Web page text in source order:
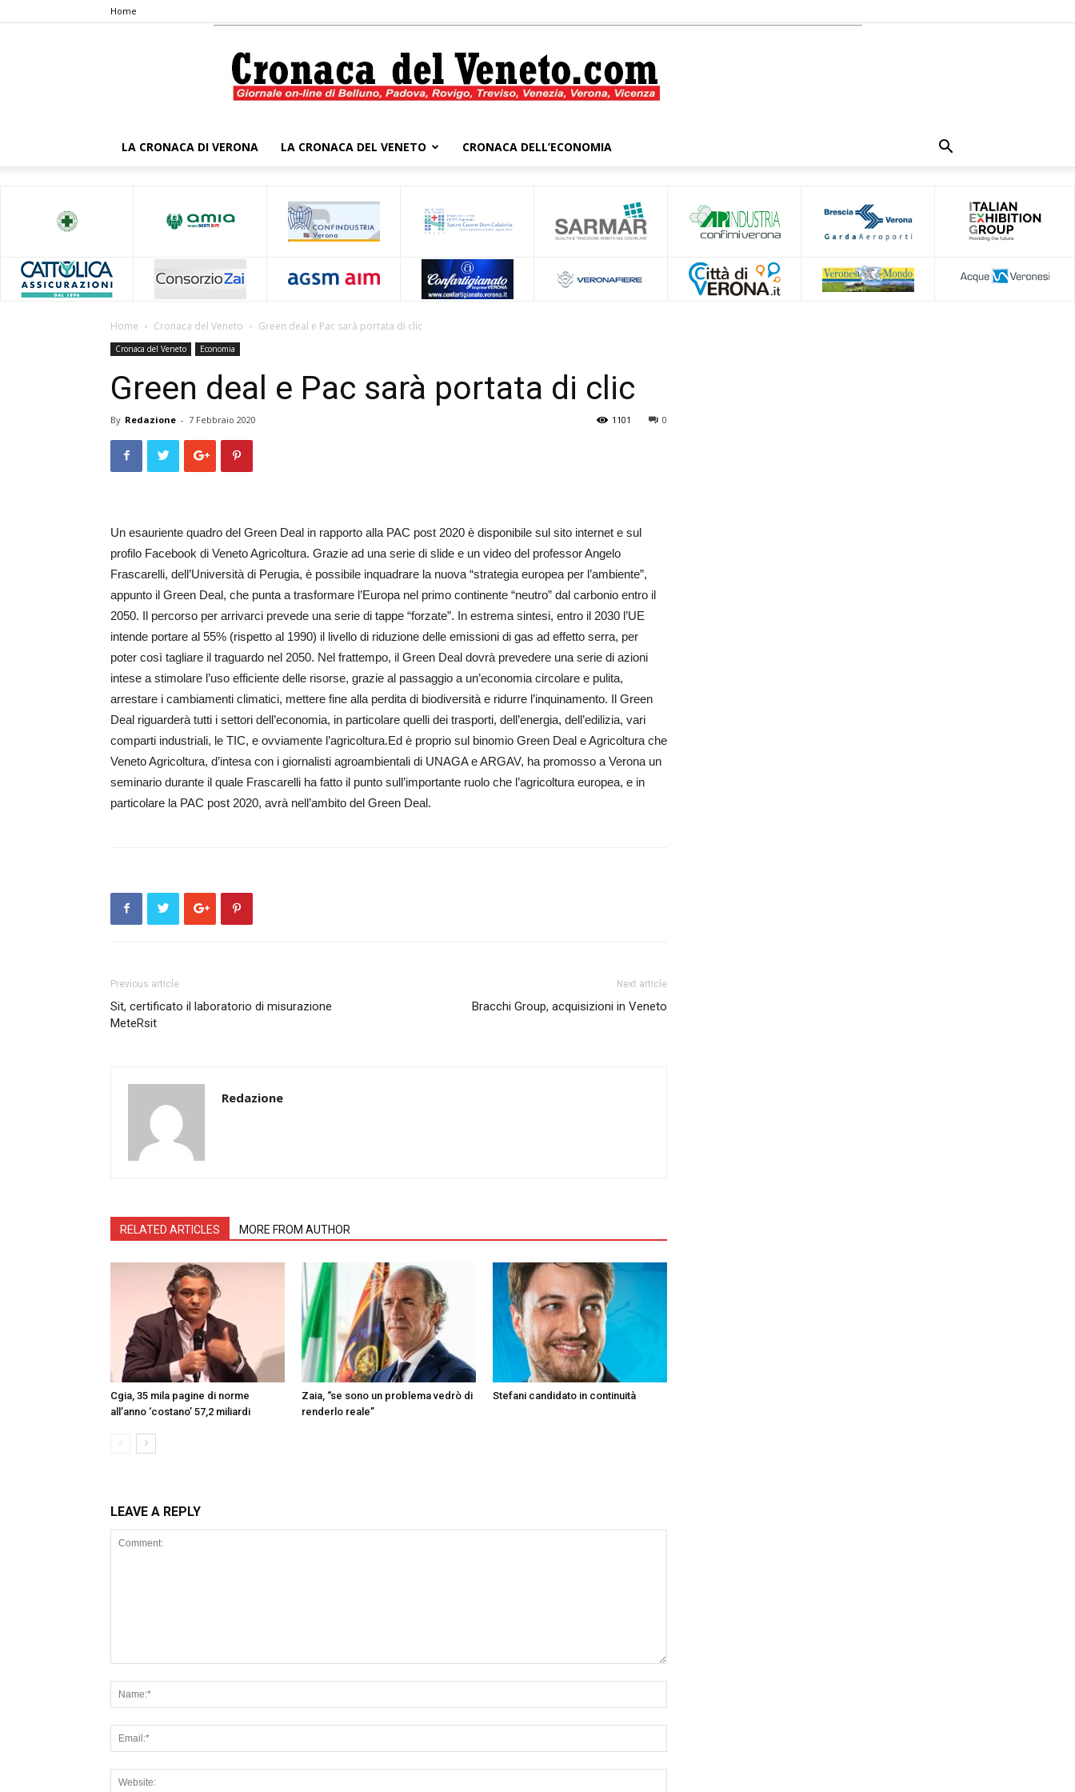
Home
Veneto
LA CRONACA DI VERONA LA CRONACA DEL VENETO CRONACA DELL’ECONOMIA
Home Cronaca del Veneto Green deal e Pac sarà portata di clic
Cronaca del Veneto Economia
Green deal e Pac sarà portata di clic
By Redazione - 7 Febbraio 2020 0
1101
Un esauriente quadro del Green Deal in rapporto alla PAC post 2020 è disponibile sul sito internet e sul
profilo Facebook di Veneto Agricoltura. Grazie ad una serie di slide e un video del professor Angelo
Frascarelli, dell’Università di Perugia, è possibile inquadrare la nuova “strategia europea per l’ambiente”,
appunto il Green Deal, che punta a trasformare l’Europa nel primo continente “neutro” dal carbonio entro il
2050. Il percorso per arrivarci prevede una serie di tappe “forzate”. In estrema sintesi, entro il 2030 l’UE
intende portare al 55% (rispetto al 1990) il livello di riduzione delle emissioni di gas ad effetto serra, per
poter così tagliare il traguardo nel 2050. Nel frattempo, il Green Deal dovrà prevedere una serie di azioni
intese a stimolare l’uso efficiente delle risorse, grazie al passaggio a un’economia circolare e pulita,
arrestare i cambiamenti climatici, mettere fine alla perdita di biodiversità e ridurre l’inquinamento. Il Green
Deal riguarderà tutti i settori dell’economia, in particolare quelli dei trasporti, dell’energia, dell’edilizia, vari
comparti industriali, le TIC, e ovviamente l’agricoltura.Ed è proprio sul binomio Green Deal e Agricoltura che
Veneto Agricoltura, d’intesa con i giornalisti agroambientali di UNAGA e ARGAV, ha promosso a Verona un
seminario durante il quale Frascarelli ha fatto il punto sull’importante ruolo che l’agricoltura europea, e in
particolare la PAC post 2020, avrà nell’ambito del Green Deal.
Previous article
Sit, certificato il laboratorio di misurazione
MeteRsit
Next article
Bracchi Group, acquisizioni in Veneto
Redazione
RELATED ARTICLES MORE FROM AUTHOR
Cgia, 35 mila pagine di norme
all’anno ‘costano’ 57,2 miliardi
Zaia, “se sono un problema vedrò di
renderlo reale”
Stefani candidato in continuità
LEAVE A REPLY